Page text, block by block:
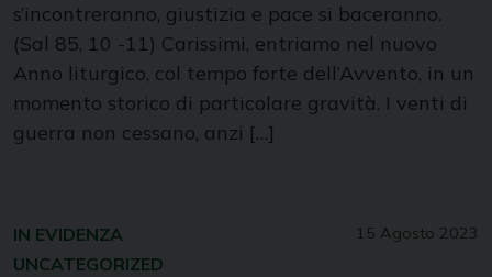
s’incontreranno, giustizia e pace si baceranno.
(Sal 85, 10 -11) Carissimi, entriamo nel nuovo
Anno liturgico, col tempo forte dell’Avvento, in un
momento storico di particolare gravità. I venti di
guerra non cessano, anzi […]
15 Agosto 2023
IN EVIDENZA
UNCATEGORIZED